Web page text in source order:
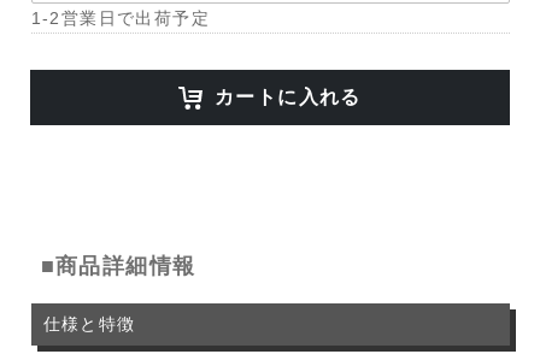
1-2営業日で出荷予定
カートに入れる
■商品詳細情報
仕様と特徴